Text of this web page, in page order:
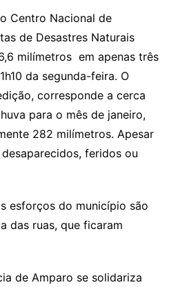
Centro Nacional de
de Desastres Naturais
milímetros em apenas três
da segunda-feira. O
corresponde a cerca
para o mês de janeiro,
282 milímetros. Apesar
feridos ou
esforços do município são
das ruas, que ficaram
de Amparo se solidariza